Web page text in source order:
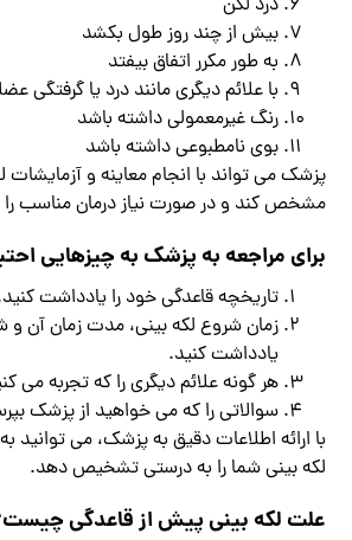
درد لگن
بیش از چند روز طول بکشد
به طور مکرر اتفاق بیفتد
با علائم دیگری مانند درد یا گرفتگی
رنگ غیرمعمولی داشته باشد
بوی نامطبوعی داشته باشد
پزشک می تواند با انجام معاینه و آزمایشات
مشخص کند و در صورت نیاز درمان مناسب را
برای مراجعه به پزشک به چیزهایی
تاریخچه قاعدگی خود را یادداشت
زمان شروع لکه بینی، مدت زمان آن و
یادداشت کنید.
هر گونه علائم دیگری را که تجربه می
سوالاتی را که می خواهید از پزشک
با ارائه اطلاعات دقیق به پزشک، می توانید
لکه بینی شما را به درستی تشخیص دهد.
علت لکه بینی پیش از قاعدگی